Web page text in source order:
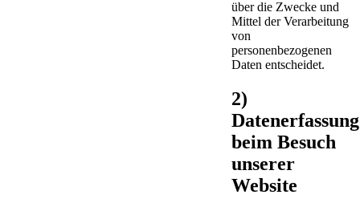
über die Zwecke und
Mittel der Verarbeitung
von
personenbezogenen
Daten entscheidet.
2)
Datenerfassung
beim Besuch
unserer
Website